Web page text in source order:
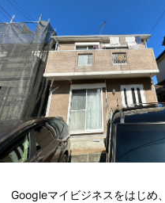
Googleマイビジネスをはじめ